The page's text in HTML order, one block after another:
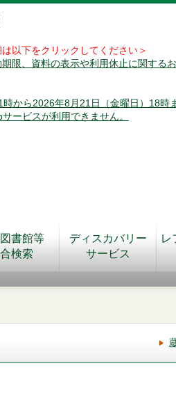
以下をクリックしてください＞
限、資料の表示や利用休止に関する
時から2026年8月21日（金曜日）18時
ービスが利用できません。
書館等
検索
ディスカバリー
サービス
レ